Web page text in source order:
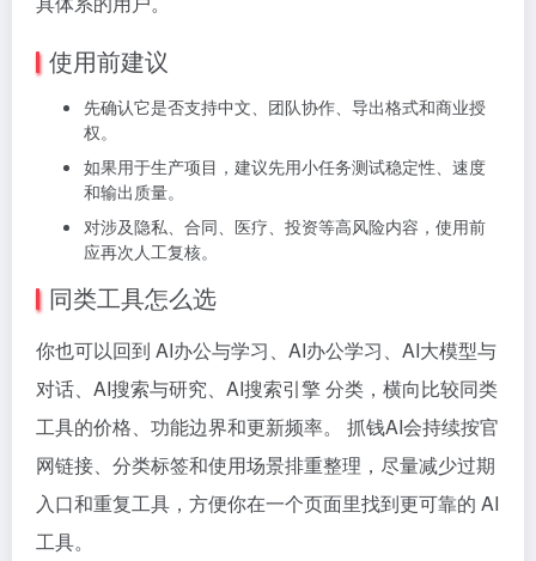
使用前建议
先确认它是否支持中文、团队协作、导出格式和商业授
权。
如果用于生产项目，建议先用小任务测试稳定性、速度
和输出质量。
对涉及隐私、合同、医疗、投资等高风险内容，使用前
应再次人工复核。
同类工具怎么选
你也可以回到 AI办公与学习、AI办公学习、AI大模型与
对话、AI搜索与研究、AI搜索引擎 分类，横向比较同类
工具的价格、功能边界和更新频率。 抓钱AI会持续按官
网链接、分类标签和使用场景排重整理，尽量减少过期
入口和重复工具，方便你在一个页面里找到更可靠的 AI
工具。